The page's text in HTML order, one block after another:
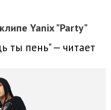
Yanix "Party"
ты пень" — читает